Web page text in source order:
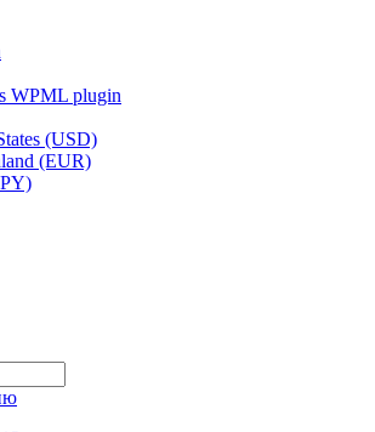
WPML plugin
(USD)
(EUR)